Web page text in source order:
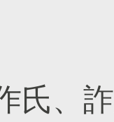
ja/
氏、